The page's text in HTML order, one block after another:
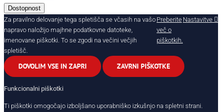
Dostopnost
Za pravilno delovanje tega spletišča se včasih na vašo
napravo naložijo majhne podatkovne datoteke,
imenovane piškotki. To se zgodi na večini večjih
spletišč.
Preberite
več o
piškotkih.
Nastavitve
DOVOLIM VSE IN ZAPRI ZAVRNI PIŠKOTKE
Funkcionalni piškotki
Ti piškotki omogočajo izboljšano uporabniško izkušnjo na spletni strani.